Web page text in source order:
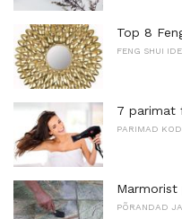
Top 8
FENG SHUI
7 parimat
PARIMAD
PÕRANDAD